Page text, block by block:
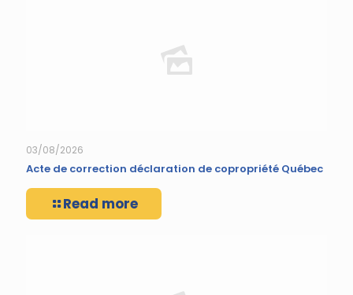
03/08/2026
Acte de correction déclaration de copropriété Québec
Read more